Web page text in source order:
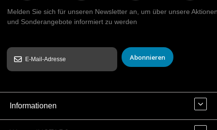
Melden Sie sich für unseren Newsletter an, um über unsere
und Sonderangebote informiert zu werden
Abonnieren
Informationen